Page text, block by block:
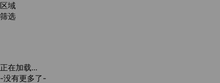
区域
筛选
正在加载...
-没有更多了-